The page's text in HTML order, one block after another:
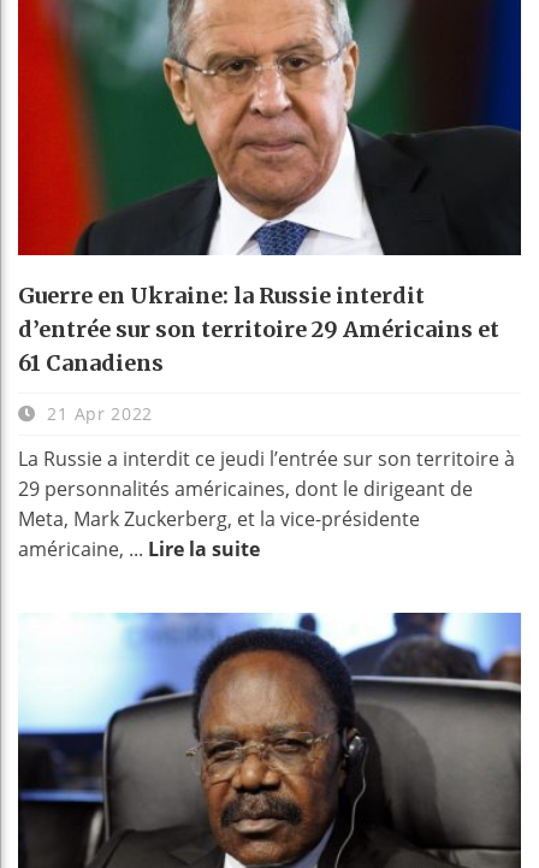
Guerre en Ukraine: la Russie interdit
d’entrée sur son territoire 29 Américains et
61 Canadiens
21 Apr 2022
La Russie a interdit ce jeudi l’entrée sur son territoire à
29 personnalités américaines, dont le dirigeant de
Meta, Mark Zuckerberg, et la vice-présidente
américaine, ... Lire la suite